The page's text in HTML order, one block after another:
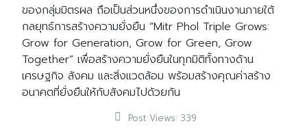
ของกลุ่มมิตรผล ถือเป็นส่วนหนึ่งของการดำเนินงานภายใต้
กลยุทธ์การสร้างความยั่งยืน “Mitr Phol Triple Grows:
Grow for Generation, Grow for Green, Grow
Together” เพื่อสร้างความยั่งยืนในทุกมิติทั้งทางด้าน
เศรษฐกิจ สังคม และสิ่งแวดล้อม พร้อมสร้างคุณค่าสร้าง
อนาคตที่ยั่งยืนให้กับสังคมไปด้วยกัน
Post Views: 339